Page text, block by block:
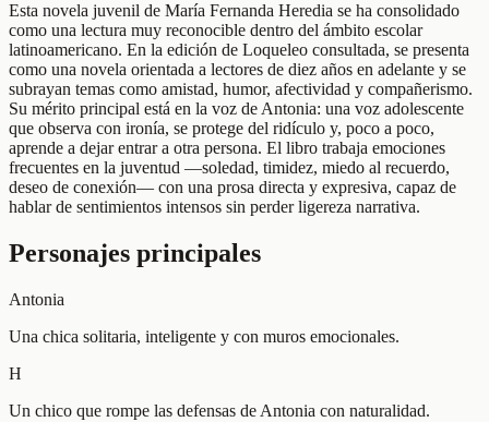
Esta novela juvenil de María Fernanda Heredia se ha consolidado
como una lectura muy reconocible dentro del ámbito escolar
latinoamericano. En la edición de Loqueleo consultada, se presenta
como una novela orientada a lectores de diez años en adelante y se
subrayan temas como amistad, humor, afectividad y compañerismo.
Su mérito principal está en la voz de Antonia: una voz adolescente
que observa con ironía, se protege del ridículo y, poco a poco,
aprende a dejar entrar a otra persona. El libro trabaja emociones
frecuentes en la juventud —soledad, timidez, miedo al recuerdo,
deseo de conexión— con una prosa directa y expresiva, capaz de
hablar de sentimientos intensos sin perder ligereza narrativa.
Personajes principales
Antonia
Una chica solitaria, inteligente y con muros emocionales.
H
Un chico que rompe las defensas de Antonia con naturalidad.